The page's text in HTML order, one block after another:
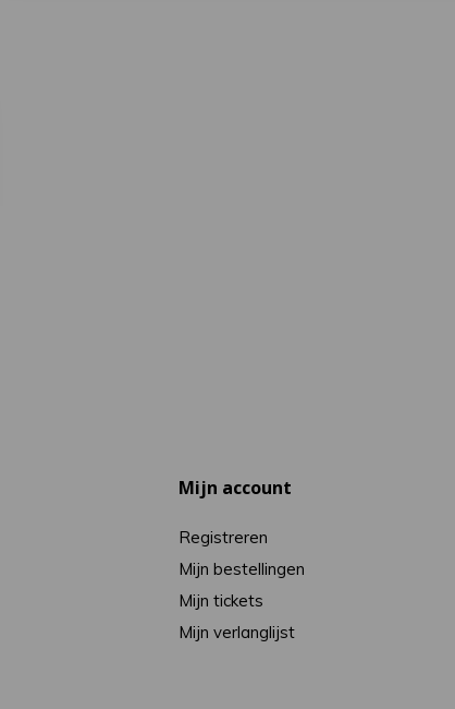
Mijn account
Registreren
Mijn bestellingen
Mijn tickets
Mijn verlanglijst